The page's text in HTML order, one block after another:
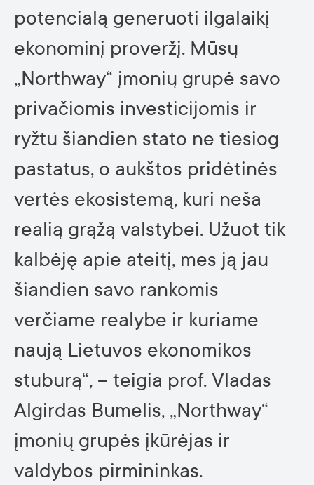
potencialą generuoti ilgalaikį
ekonominį proveržį. Mūsų
„Northway“ įmonių grupė savo
privačiomis investicijomis ir
ryžtu šiandien stato ne tiesiog
pastatus, o aukštos pridėtinės
vertės ekosistemą, kuri neša
realią grąžą valstybei. Užuot tik
kalbėję apie ateitį, mes ją jau
šiandien savo rankomis
verčiame realybe ir kuriame
naują Lietuvos ekonomikos
stuburą“, – teigia prof. Vladas
Algirdas Bumelis, „Northway“
įmonių grupės įkūrėjas ir
valdybos pirmininkas.